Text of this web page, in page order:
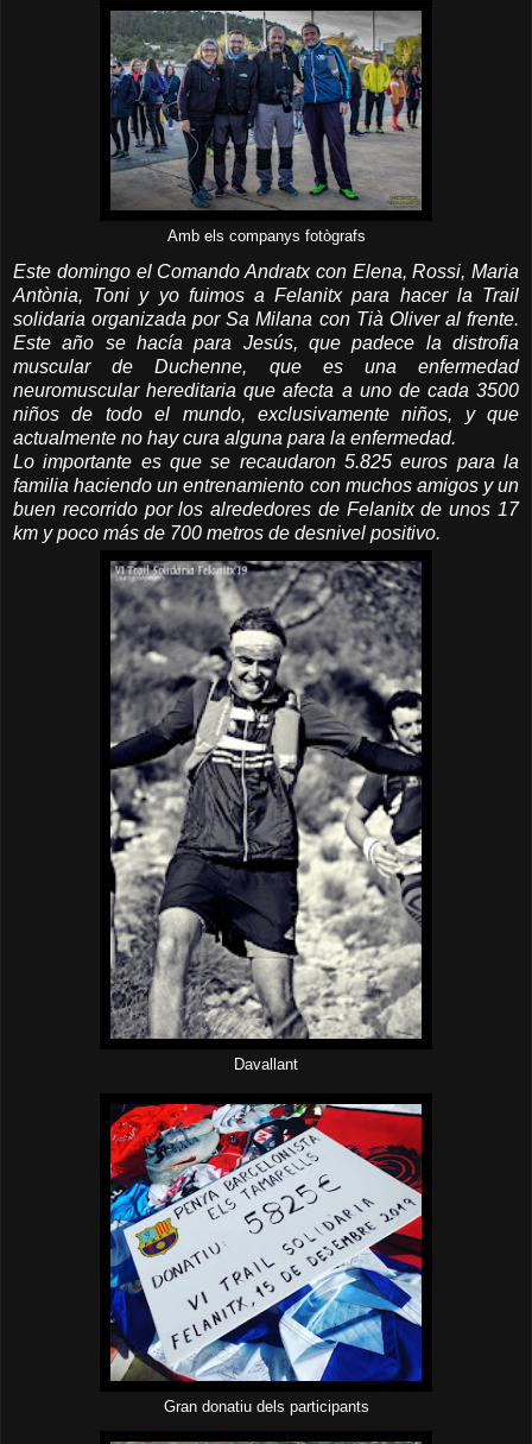
Amb els companys fotògrafs
Este domingo el Comando Andratx con Elena, Rossi, Maria
Antònia, Toni y yo fuimos a Felanitx para hacer la Trail
solidaria organizada por Sa Milana con Tià Oliver al frente.
Este año se hacía para Jesús, que padece la distrofia
muscular de Duchenne, que es una enfermedad
neuromuscular hereditaria que afecta a uno de cada 3500
niños de todo el mundo, exclusivamente niños, y que
actualmente no hay cura alguna para la enfermedad.
Lo importante es que se recaudaron 5.825 euros para la
familia haciendo un entrenamiento con muchos amigos y un
buen recorrido por los alrededores de Felanitx de unos 17
km y poco más de 700 metros de desnivel positivo.
Davallant
Gran donatiu dels participants